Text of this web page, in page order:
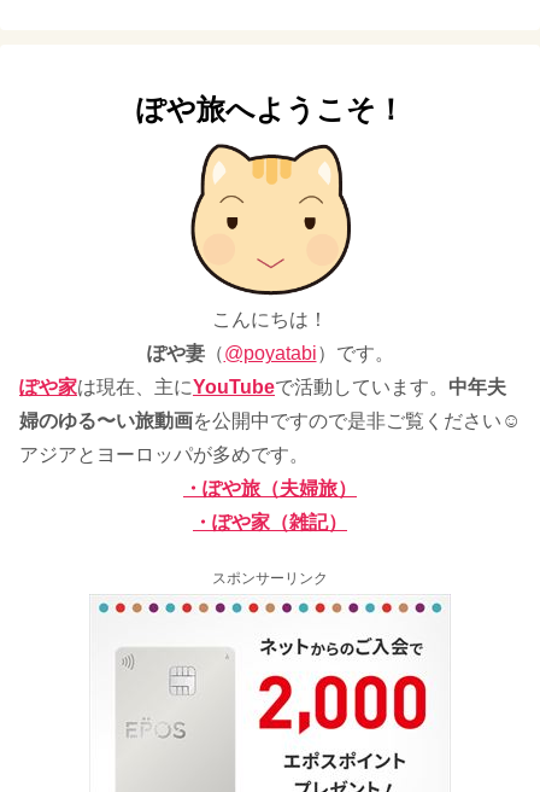
ぽや旅へようこそ！
こんにちは！
ぽや妻（@poyatabi）です。
ぽや家は現在、主にYouTubeで活動しています。 中年夫
婦のゆる〜い旅動画を公開中ですので是非ご覧ください☺
アジアとヨーロッパが多めです。
・ぽや旅（夫婦旅）
・ぽや家（雑記）
スポンサーリンク